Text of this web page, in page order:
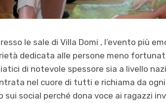
le sale di Villa Domi , l’evento più
dedicata alle persone meno
di notevole spessore sia a livello
nel cuore di tutti e richiama da
sui social perché dona voce ai ragazzi